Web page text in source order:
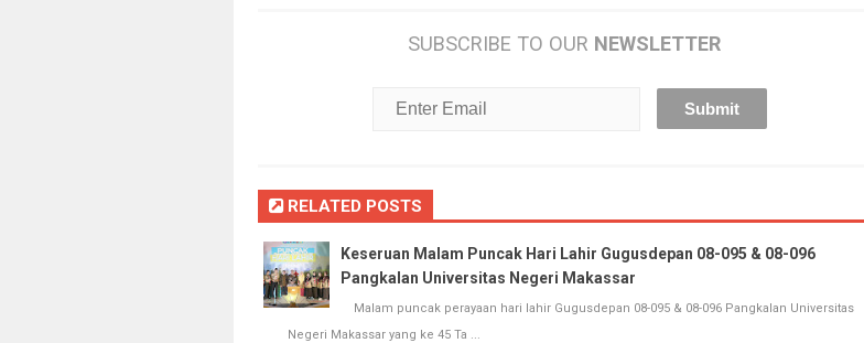
SUBSCRIBE TO OUR NEWSLETTER
RELATED POSTS
Keseruan Malam Puncak Hari Lahir Gugusdepan 08-095 & 08-096
Pangkalan Universitas Negeri Makassar
Malam puncak perayaan hari lahir Gugusdepan 08-095 & 08-096 Pangkalan Universitas
Negeri Makassar yang ke 45 Ta ...